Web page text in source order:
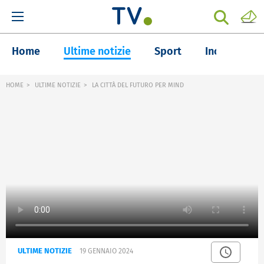
Home Ultime notizie Sport Inchieste
HOME ULTIME NOTIZIE LA CITTÀ DEL FUTURO PER MIND
ULTIME NOTIZIE 19 GENNAIO 2024